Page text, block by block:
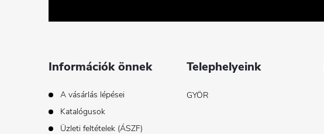
Információk önnek
A vásárlás lépései
Katalógusok
Üzleti feltételek (ÁSZF)
Telephelyeink
GYÖR